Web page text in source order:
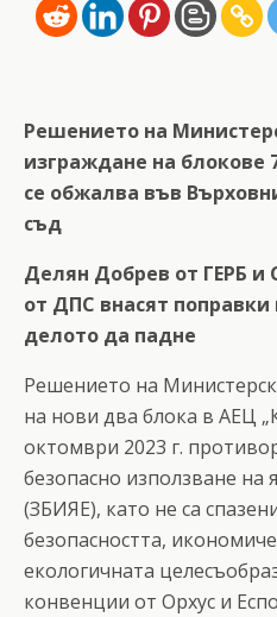
Решението на
изграждане на блокове
се обжалва във
съд
Делян Добрев от ГЕРБ и
от ДПС внасят поправки
делото да падне
Решението на
на нови два блока в АЕЦ
октомври 2023 г.
безопасно използване на
(ЗБИЯЕ), като не са
безопасността,
екологичната
конвенции от Орхус и